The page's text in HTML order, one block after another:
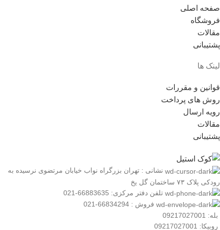
صفحه اصلی
فروشگاه
مقالات
پشتیبانی
لینک ها
قوانین و مقررات
روش های پرداخت
رویه ارسال
مقالات
پشتیبانی
نشانی : تهران بزرگراه نواب خیابان مرتضوی نرسیده به
رودکی پلاک ۷۳ ساختمان گل یخ
تلفن دفتر مرکزی: 66883635-021
فروش : 66834294-021
بله: 09217027001
روبیکا: 09217027001